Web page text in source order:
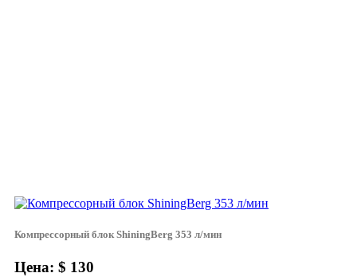
Компрессорный блок ShiningBerg 353 л/мин
Цена: $ 130